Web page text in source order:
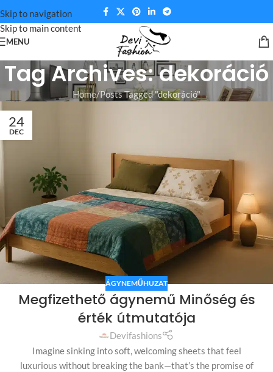
Skip to navigation
Skip to main content
MENU
Tag Archives: dekoráció
Home Posts Tagged "dekoráció"
24
DEC
ÁGYNEMŰHUZAT
Megfizethető ágynemű Minőség és
érték útmutatója
Devifashions
Imagine sinking into soft, welcoming sheets that feel
luxurious without breaking the bank—that’s the promise of